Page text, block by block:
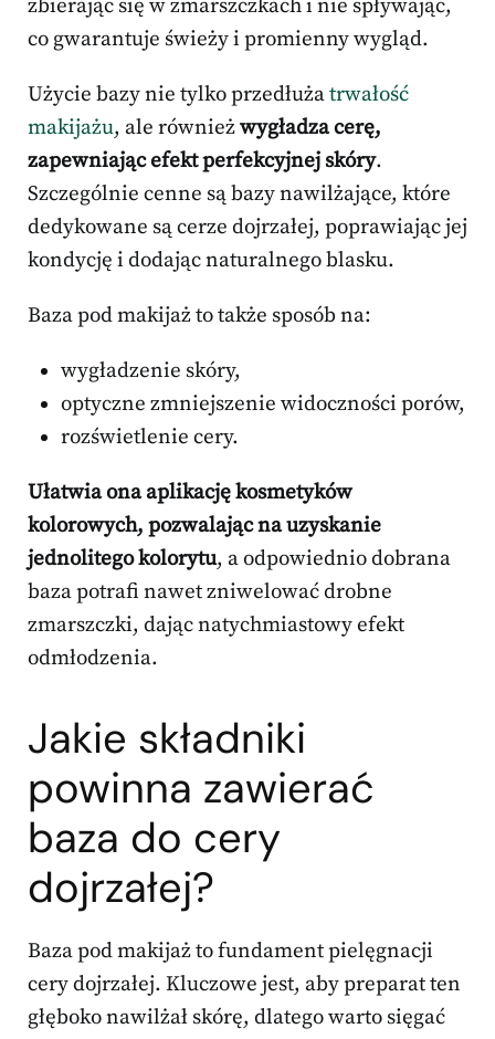
zbierając się w zmarszczkach i nie spływając,
co gwarantuje świeży i promienny wygląd.
Użycie bazy nie tylko przedłużatrwałość
makijażu, ale równieżwygładza cerę,
zapewniając efekt perfekcyjnej skóry.
Szczególnie cenne są bazy nawilżające, które
dedykowane są cerze dojrzałej, poprawiając jej
kondycję i dodając naturalnego blasku.
Baza pod makijaż to także sposób na:
wygładzenie skóry,
optyczne zmniejszenie widoczności porów,
rozświetlenie cery.
Ułatwia ona aplikację kosmetyków
kolorowych, pozwalając na uzyskanie
jednolitego kolorytu, a odpowiednio dobrana
baza potrafi nawet zniwelować drobne
zmarszczki, dając natychmiastowy efekt
odmłodzenia.
Jakie składniki
powinna zawierać
baza do cery
dojrzałej?
Baza pod makijaż to fundament pielęgnacji
cery dojrzałej. Kluczowe jest, aby preparat ten
głęboko nawilżał skórę, dlatego warto sięgać